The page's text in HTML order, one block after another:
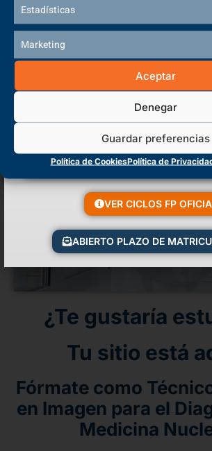
Estadísticas
Marketing
Aceptar
Denegar
Guardar preferencias
Política de CookiesPolítica de
¿Te gustaría
Tu sitio está
Fórmate como
en Imagen para el
Medicina
VER CICLOS FP
ABIERTO PLAZO DE